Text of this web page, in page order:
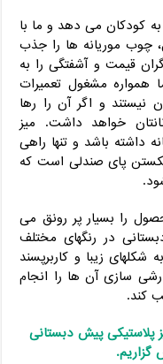
کودکان می‌ دهد و ما با
چوب موریانه ها را جذب
قیمت و آشفتگی را به
همواره مشغول تعمیرات
نیستند و اگر آن را رها
خواهد داشت. میز
داشته باشد و تنها راهی
پای صندلی است که
را بسیار پر رونق می
در رنگهای مختلف
شکلهای زیبا و کاربرپسند
‌سازی آن ها را انجام
کند.
پلاستیکی پیش دبستانی
گزاریم.